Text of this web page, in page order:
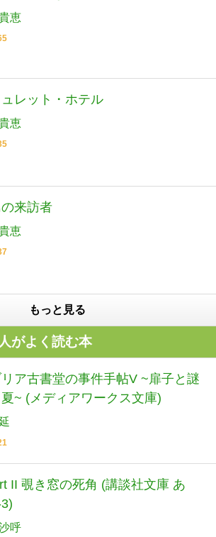
恵
レット・ホテル
恵
来訪者
恵
もっと見る
がよく読む本
リア古書堂の事件手帖V ~扉子と謎
~ (メディアワークス文庫)
II 覗き窓の死角 (講談社文庫 あ
呼